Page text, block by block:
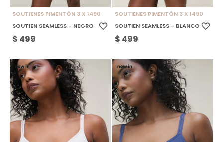
SOUTIENES PIMENTÓN 3 X 1490
SOUTIEN SEAMLESS - NEGRO
$ 499
SOUTIENES PIMENTÓN 3 X 1490
SOUTIEN SEAMLESS - BLANCO
$ 499